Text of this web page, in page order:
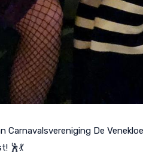
Carnavalsvereniging De
🕺💃